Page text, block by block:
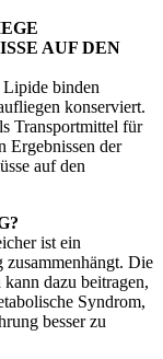
AUF DEN
binden
konserviert.
Transportmittel für
Ergebnissen der
auf den
ist ein
zusammenhängt. Die
dazu beitragen,
Syndrom,
besser zu